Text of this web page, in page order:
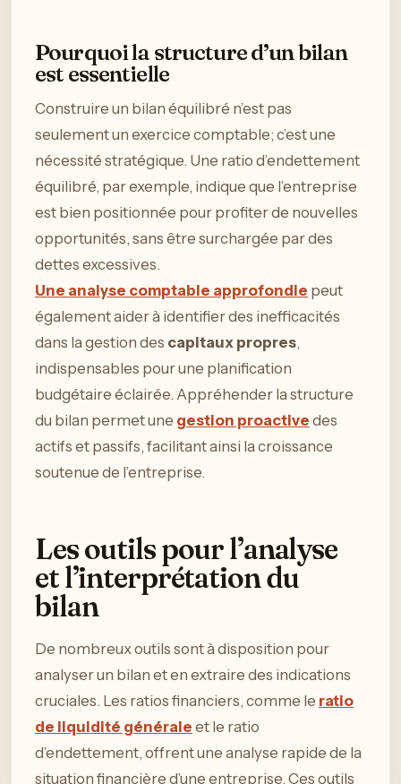
Pourquoi la structure d’un bilan
est essentielle
Construire un bilan équilibré n’est pas
seulement un exercice comptable; c’est une
nécessité stratégique. Une ratio d’endettement
équilibré, par exemple, indique que l’entreprise
est bien positionnée pour profiter de nouvelles
opportunités, sans être surchargée par des
dettes excessives.
Une analyse comptable approfondie peut
également aider à identifier des inefficacités
dans la gestion des capitaux propres,
indispensables pour une planification
budgétaire éclairée. Appréhender la structure
du bilan permet une gestion proactive des
actifs et passifs, facilitant ainsi la croissance
soutenue de l’entreprise.
Les outils pour l’analyse
et l’interprétation du
bilan
De nombreux outils sont à disposition pour
analyser un bilan et en extraire des indications
cruciales. Les ratios financiers, comme le ratio
de liquidité générale et le ratio
d’endettement, offrent une analyse rapide de la
situation financière d’une entreprise. Ces outils